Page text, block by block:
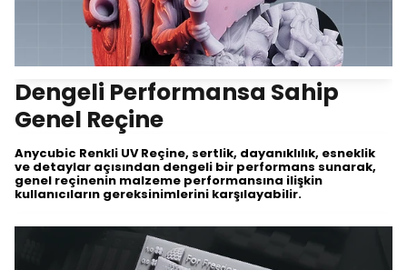
Dengeli Performansa Sahip
Genel Reçine
Anycubic Renkli UV Reçine, sertlik, dayanıklılık, esneklik
ve detaylar açısından dengeli bir performans sunarak,
genel reçinenin malzeme performansına ilişkin
kullanıcıların gereksinimlerini karşılayabilir.